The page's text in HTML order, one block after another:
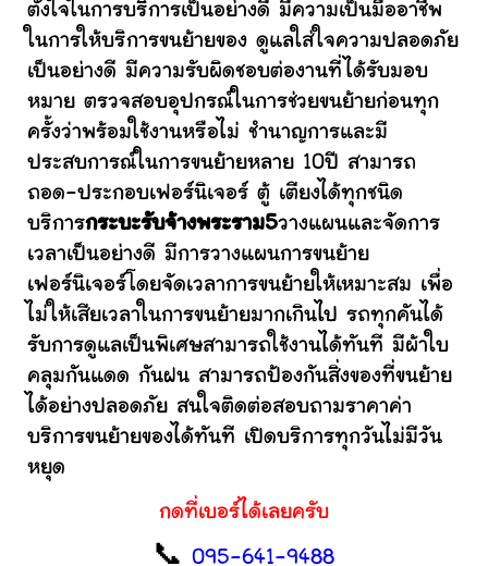
ตั้งใจในการบริการเป็นอย่างดี มีความเป็นมืออาชีพ
ในการให้บริการขนย้ายของ ดูแลใส่ใจความปลอดภัย
เป็นอย่างดี มีความรับผิดชอบต่องานที่ได้รับมอบ
หมาย ตรวจสอบอุปกรณ์ในการช่วยขนย้ายก่อนทุก
ครั้งว่าพร้อมใช้งานหรือไม่ ชำนาญการและมี
ประสบการณ์ในการขนย้ายหลาย 10ปี สามารถ
ถอด-ประกอบเฟอร์นิเจอร์ ตู้ เตียงได้ทุกชนิด
บริการกระบะรับจ้างพระราม5วางแผนและจัดการ
เวลาเป็นอย่างดี มีการวางแผนการขนย้าย
เฟอร์นิเจอร์โดยจัดเวลาการขนย้ายให้เหมาะสม เพื่อ
ไม่ให้เสียเวลาในการขนย้ายมากเกินไป รถทุกคันได้
รับการดูแลเป็นพิเศษสามารถใช้งานได้ทันที มีผ้าใบ
คลุมกันแดด กันฝน สามารถป้องกันสิ่งของที่ขนย้าย
ได้อย่างปลอดภัย สนใจติดต่อสอบถามราคาค่า
บริการขนย้ายของได้ทันที เปิดบริการทุกวันไม่มีวัน
หยุด
กดที่เบอร์ได้เลยครับ
📞095-641-9488